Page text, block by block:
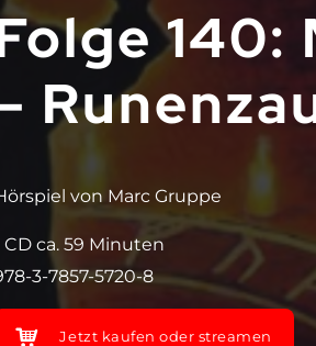
140:
von Marc Gruppe
CD ca. 59 Minuten
3-7857-5720-8
Jetzt kaufen oder streamen